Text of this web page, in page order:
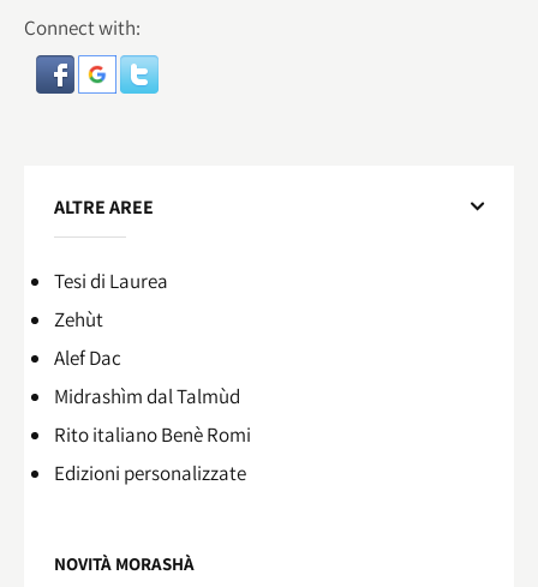
Connect with:
ALTRE AREE
Tesi di Laurea
Zehùt
Alef Dac
Midrashìm dal Talmùd
Rito italiano Benè Romi​
Edizioni personalizzate
NOVITÀ MORASHÀ